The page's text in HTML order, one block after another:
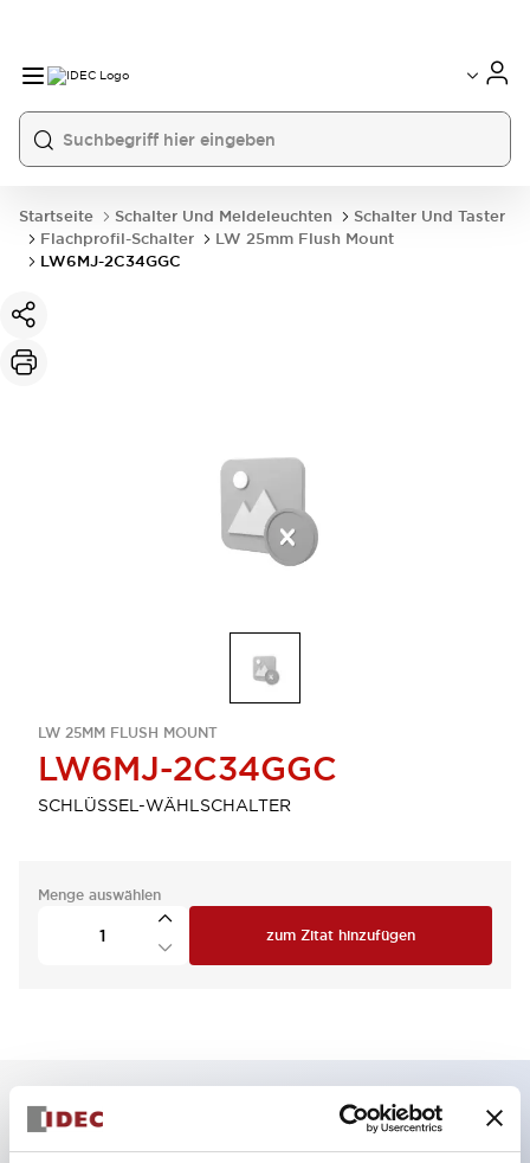
Startseite Schalter Und Meldeleuchten
Schalter Und Taster
Flachprofil-Schalter
LW 25mm Flush Mount
LW6MJ-2C34GGC
LW 25MM FLUSH MOUNT
LW6MJ-2C34GGC
SCHLÜSSEL-WÄHLSCHALTER
Menge auswählen
zum Zitat hinzufügen
Hauptmerkmale